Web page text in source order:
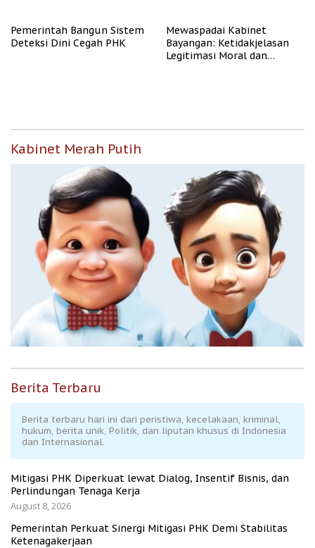
Pemerintah Bangun Sistem
Deteksi Dini Cegah PHK
Mewaspadai Kabinet
Bayangan: Ketidakjelasan
Legitimasi Moral dan
Kabinet Merah Putih
Berita Terbaru
Berita terbaru hari ini dari peristiwa, kecelakaan, kriminal,
hukum, berita unik, Politik, dan liputan khusus di Indonesia
dan Internasional.
Mitigasi PHK Diperkuat lewat Dialog, Insentif Bisnis, dan
Perlindungan Tenaga Kerja
August 8, 2026
Pemerintah Perkuat Sinergi Mitigasi PHK Demi Stabilitas
Ketenagakerjaan